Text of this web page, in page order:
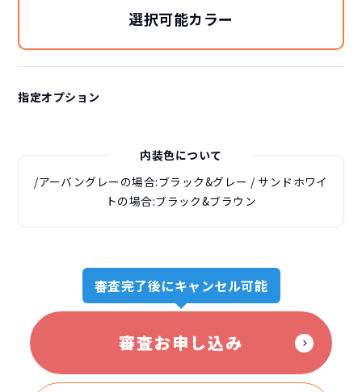
選択可能カラー
指定オプション
内装色について
/アーバングレーの場合:ブラック&グレー / サンドホワイ
トの場合:ブラック&ブラウン
審査完了後にキャンセル可能
審査お申し込み